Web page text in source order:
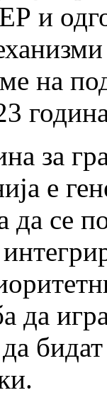
и
на
за
е
да се
да